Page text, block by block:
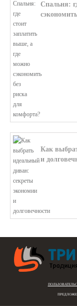
Спальня:
Как
и